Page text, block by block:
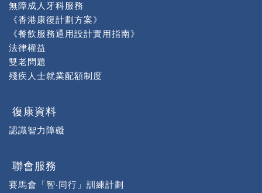
無障成人牙科服務
《香港康復計劃方案》
《餐飲服務通用設計實用指南》
法律權益
雙老問題
殘疾人士就業配額制度
復康資料
認識智力障礙
聯會服務
賽馬會「智‧同行」訓練計劃